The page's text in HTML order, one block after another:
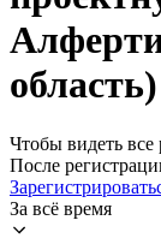
область)
Чтобы видеть все
После
За всё время